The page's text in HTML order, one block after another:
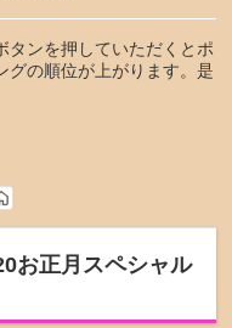
タンを押していただくとポ
グの順位が上がります。是
お正月スペシャル